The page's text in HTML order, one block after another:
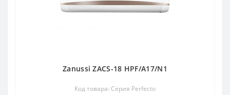
Zanussi ZACS-18 HPF/A17/N1
Код товара: Серия Perfecto